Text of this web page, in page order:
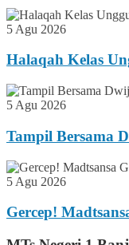
5 Agu 2026
Halaqah Kelas
5 Agu 2026
Tampil Bersama
5 Agu 2026
Gercep!